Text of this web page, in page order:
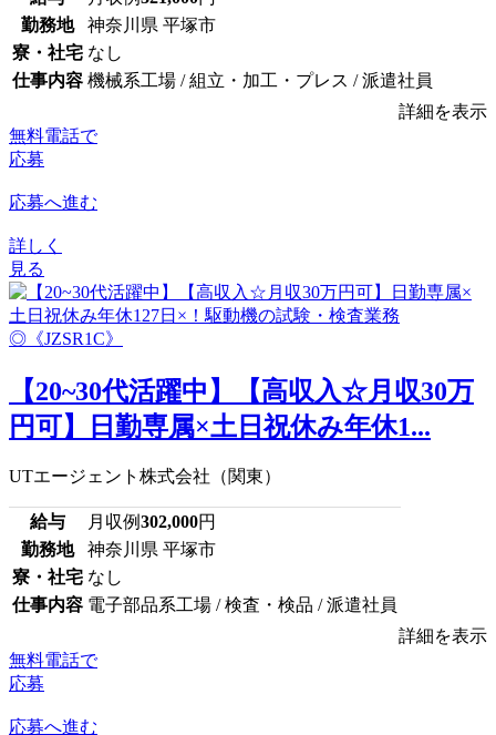
勤務地
神奈川県 平塚市
寮・社宅 なし
仕事内容 機械系工場 / 組立・加工・プレス / 派遣社員
詳細を表示
無料電話で
応募
応募へ進む
詳しく
見る
【20~30代活躍中】【高収入☆月収30万
円可】日勤専属×土日祝休み年休1...
UTエージェント株式会社（関東）
給与 月収例302,000円
勤務地
神奈川県 平塚市
寮・社宅 なし
仕事内容 電子部品系工場 / 検査・検品 / 派遣社員
詳細を表示
無料電話で
応募
応募へ進む